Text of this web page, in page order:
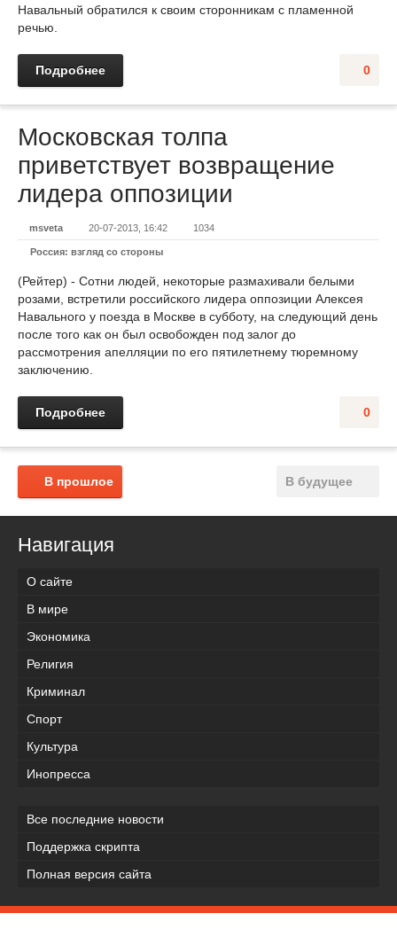
Навальный обратился к своим сторонникам с пламенной
речью.
0
Подробнее
Московская толпа
приветствует возвращение
лидера оппозиции
msveta 20-07-2013, 16:42 1034
Россия: взгляд со стороны
(Рейтер) - Сотни людей, некоторые размахивали белыми
розами, встретили российского лидера оппозиции Алексея
Навального у поезда в Москве в субботу, на следующий день
после того как он был освобожден под залог до
рассмотрения апелляции по его пятилетнему тюремному
заключению.
0
Подробнее
В будущее
В прошлое
Навигация
О сайте
В мире
Экономика
Религия
Криминал
Спорт
Культура
Инопресса
Все последние новости
Поддержка скрипта
Полная версия сайта